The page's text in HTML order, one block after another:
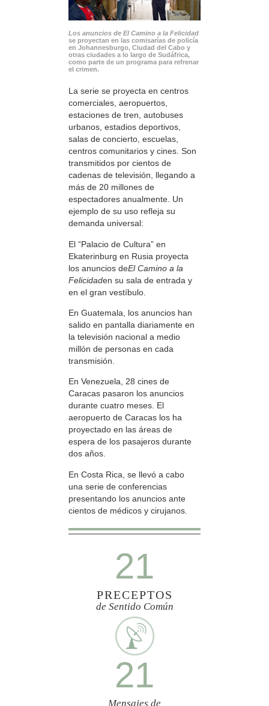
Los anuncios de El Camino a la Felicidad
se proyectan en las comisarías de policía
en Johannesburgo, Ciudad del Cabo y
otras ciudades a lo largo de Sudáfrica,
como parte de un programa para refrenar
el crimen.
La serie se proyecta en centros
comerciales, aeropuertos,
estaciones de tren, autobuses
urbanos, estadios deportivos,
salas de concierto, escuelas,
centros comunitarios y cines. Son
transmitidos por cientos de
cadenas de televisión, llegando a
más de 20 millones de
espectadores anualmente. Un
ejemplo de su uso refleja su
demanda universal:
El “Palacio de Cultura” en
Ekaterinburg en Rusia proyecta
los anuncios deEl Camino a la
Felicidaden su sala de entrada y
en el gran vestíbulo.
En Guatemala, los anuncios han
salido en pantalla diariamente en
la televisión nacional a medio
millón de personas en cada
transmisión.
En Venezuela, 28 cines de
Caracas pasaron los anuncios
durante cuatro meses. El
aeropuerto de Caracas los ha
proyectado en las áreas de
espera de los pasajeros durante
dos años.
En Costa Rica, se llevó a cabo
una serie de conferencias
presentando los anuncios ante
cientos de médicos y cirujanos.
21
PRECEPTOS
de Sentido Común
21
Mensajes de